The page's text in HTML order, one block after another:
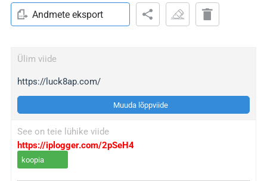
Andmete eksport
Ülim viide
https://luck8ap.com/
Muuda lõppviide
See on teie lühike viide
https://iplogger.com/2pSeH4
koopia